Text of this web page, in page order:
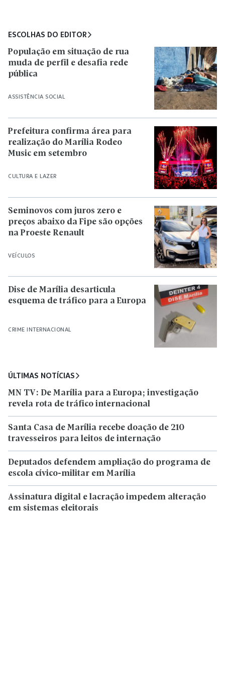
ESCOLHAS DO EDITOR
ASSISTÊNCIA SOCIAL
População em situação de rua
muda de perfil e desafia rede
pública
CULTURA E LAZER
Prefeitura confirma área para
realização do Marília Rodeo
Music em setembro
VEÍCULOS
Seminovos com juros zero e
preços abaixo da Fipe são opções
na Proeste Renault
CRIME INTERNACIONAL
Dise de Marília desarticula
esquema de tráfico para a Europa
ÚLTIMAS NOTÍCIAS
MN TV: De Marília para a Europa; investigação
revela rota de tráfico internacional
Santa Casa de Marília recebe doação de 210
travesseiros para leitos de internação
Deputados defendem ampliação do programa de
escola cívico-militar em Marília
Assinatura digital e lacração impedem alteração
em sistemas eleitorais